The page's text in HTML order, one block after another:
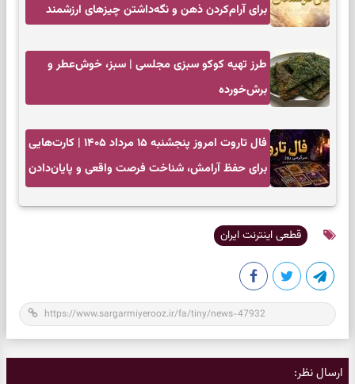
برای آرام‌کردن ذهن و نگه‌داشتن چیزهای ارزشمند
طرز تهیه کوکو سبزی مجلسی | سبز، خوش‌عطر و
برش‌خورده
فال تاروت امروز پنجشنبه ۱۵ مرداد ۱۴۰۵ | کارت‌هایی
برای حفظ آرامش، شناخت فرصت واقعی و پایان‌دادن
قطعی اینترنت ایران
ارسال نظر: